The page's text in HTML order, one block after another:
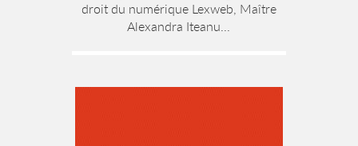
droit du numérique Lexweb, Maître
Alexandra Iteanu...